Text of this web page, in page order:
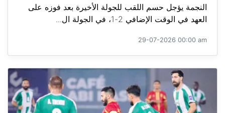
النجمة يؤجل حسم اللقب للجولة الأخيرة بعد فوزه على
العهد في الوقت الإضافي 2-1، في الجولة ال...
29-07-2026 00:00 am